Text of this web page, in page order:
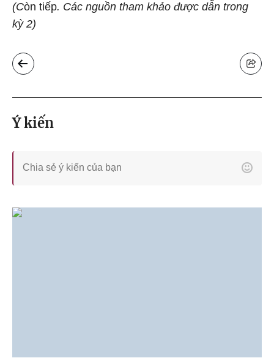
(Còn tiếp. Các nguồn tham khảo được dẫn trong
kỳ 2)
Ý kiến